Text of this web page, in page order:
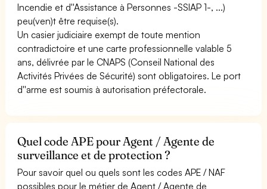
Incendie et d''Assistance à Personnes -SSIAP 1-, ...)
peu(ven)t être requise(s).
Un casier judiciaire exempt de toute mention
contradictoire et une carte professionnelle valable 5
ans, délivrée par le CNAPS (Conseil National des
Activités Privées de Sécurité) sont obligatoires. Le port
d''arme est soumis à autorisation préfectorale.
Quel code APE pour Agent / Agente de
surveillance et de protection ?
Pour savoir quel ou quels sont les codes APE / NAF
possibles pour le métier de Agent / Agente de